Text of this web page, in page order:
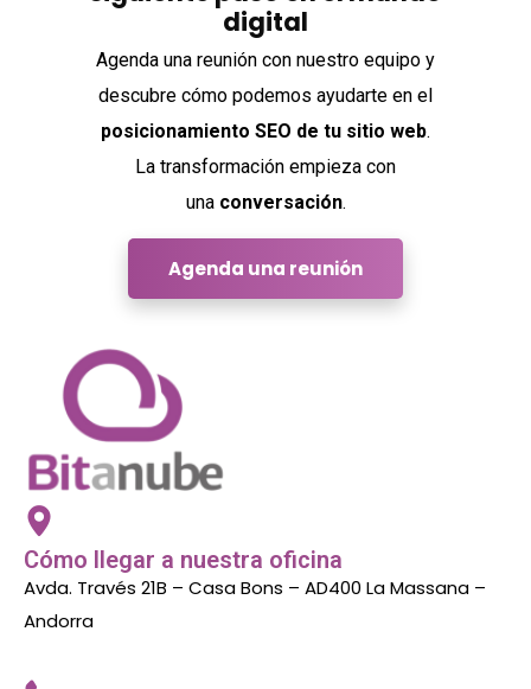
Travel Xperience
digital
Agenda una reunión con nuestro equipo y
descubre cómo podemos ayudarte en el
posicionamiento SEO de tu sitio web.
La transformación empieza con
una conversación.
Agenda una reunión
Cómo llegar a nuestra oficina
Avda. Través 21B – Casa Bons – AD400 La Massana –
Andorra